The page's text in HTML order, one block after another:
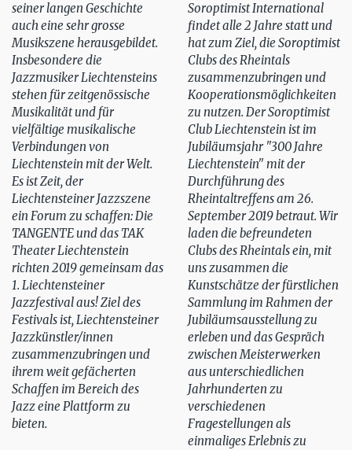
seiner langen Geschichte
auch eine sehr grosse
Musikszene herausgebildet.
Insbesondere die
Jazzmusiker Liechtensteins
stehen für zeitgenössische
Musikalität und für
vielfältige musikalische
Verbindungen von
Liechtenstein mit der Welt.
Es ist Zeit, der
Liechtensteiner Jazzszene
ein Forum zu schaffen: Die
TANGENTE und das TAK
Theater Liechtenstein
richten 2019 gemeinsam das
1. Liechtensteiner
Jazzfestival aus! Ziel des
Festivals ist, Liechtensteiner
Jazzkünstler/innen
zusammenzubringen und
ihrem weit gefächerten
Schaffen im Bereich des
Jazz eine Plattform zu
bieten.
Soroptimist International
findet alle 2 Jahre statt und
hat zum Ziel, die Soroptimist
Clubs des Rheintals
zusammenzubringen und
Kooperationsmöglichkeiten
zu nutzen. Der Soroptimist
Club Liechtenstein ist im
Jubiläumsjahr "300 Jahre
Liechtenstein" mit der
Durchführung des
Rheintaltreffens am 26.
September 2019 betraut. Wir
laden die befreundeten
Clubs des Rheintals ein, mit
uns zusammen die
Kunstschätze der fürstlichen
Sammlung im Rahmen der
Jubiläumsausstellung zu
erleben und das Gespräch
zwischen Meisterwerken
aus unterschiedlichen
Jahrhunderten zu
verschiedenen
Fragestellungen als
einmaliges Erlebnis zu